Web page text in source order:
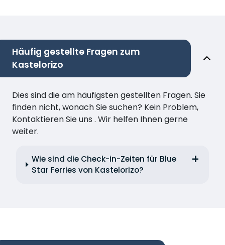
Häufig gestellte Fragen zum
Kastelorizo
Dies sind die am häufigsten gestellten Fragen. Sie
finden nicht, wonach Sie suchen? Kein Problem,
Kontaktieren Sie uns . Wir helfen Ihnen gerne
weiter.
Wie sind die Check-in-Zeiten für Blue
Star Ferries von Kastelorizo?